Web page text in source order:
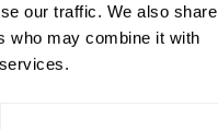
our traffic. We also share
who may combine it with